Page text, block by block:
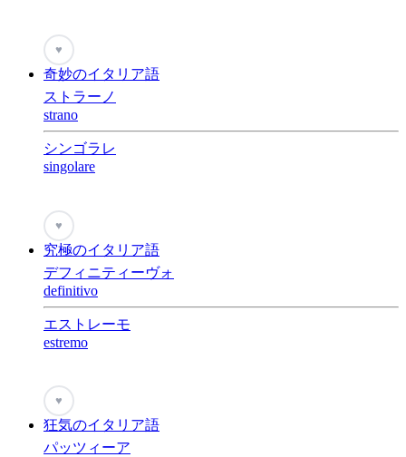
♥
奇妙のイタリア語
ストラーノ
strano
シンゴラレ
singolare
♥
究極のイタリア語
デフィニティーヴォ
definitivo
エストレーモ
estremo
♥
狂気のイタリア語
パッツィーア